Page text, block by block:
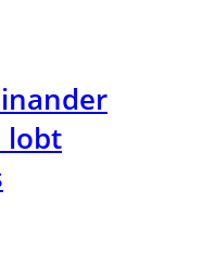
lobt